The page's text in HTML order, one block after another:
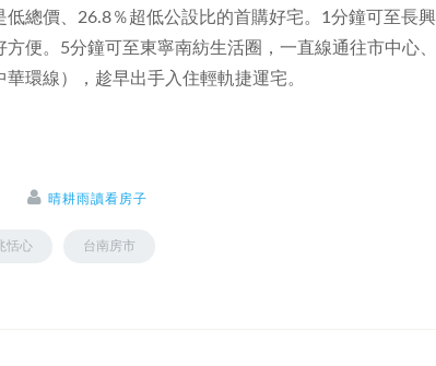
低總價、26.8％超低公設比的首購好宅。1分鐘可至長
方便。5分鐘可至東寧南紡生活圈，一直線通往市中心
華環線），趁早出手入住輕軌捷運宅。
晴耕雨讀看房子
恬心 台南房市